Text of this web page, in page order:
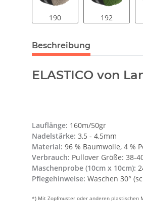
190 192
Beschreibung
ELASTICO von
Lauflänge: 160m/50gr
Nadelstärke: 3,5 - 4,5mm
Material: 96 % Baumwolle, 4 %
Verbrauch: Pullover Größe: 38-
Maschenprobe (10cm x 10cm):
Pflegehinweise: Waschen 30°
*) Mit Zopfmuster oder anderen plastischen